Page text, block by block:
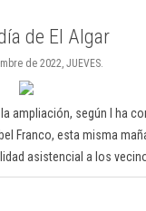
de El Algar
de 2022, JUEVES.
ampliación, según l ha
Franco, esta misma
asistencial a los